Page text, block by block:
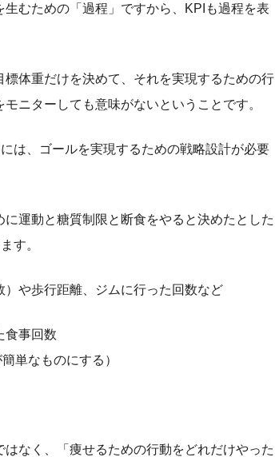
むための「過程」ですから、KPIも過程を表
体重だけを決めて、それを実現するための行
ニターしても意味がないということです。
は、ゴールを実現するための戦略設計が必要
運動と糖質制限と断食をやると決めたとした
す。
や歩行距離、ジムに行った回数など
食事回数
ものにする）
なく、「痩せるための行動をどれだけやった